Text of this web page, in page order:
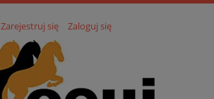
Zarejestruj się Zaloguj się